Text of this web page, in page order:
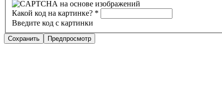
Какой код на картинке? *
Введите код с картинки